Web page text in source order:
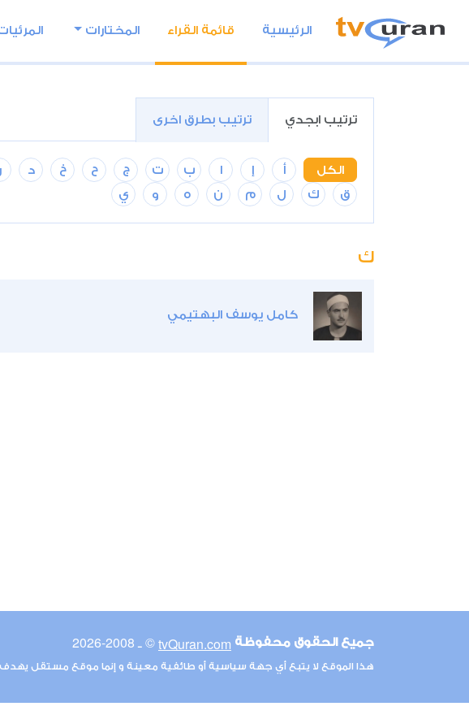
الرئيسية قائمة القراء المختارات
ترتيب ابجدي ترتيب بطرق اخرى
الكل أ إ ا ب ت ج ح خ د ر
ق
ك ل م ن ه و ي
ك
كامل يوسف البهتيمي
جميع الحقوق محفوظة tvQuran.com© ـ 2008-2026
هذا الموقع لا يتبع أي جهة سياسية أو طائفية معينة و إنما موقع مستقل يهدف